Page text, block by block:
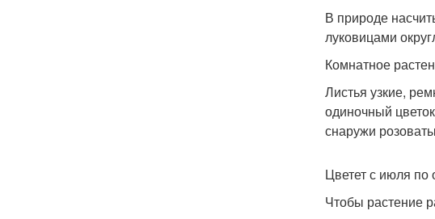
В природе
луковицами
Комнатное
Листья узкие,
одиночный
снаружи
Цветет с июля по
Чтобы растение